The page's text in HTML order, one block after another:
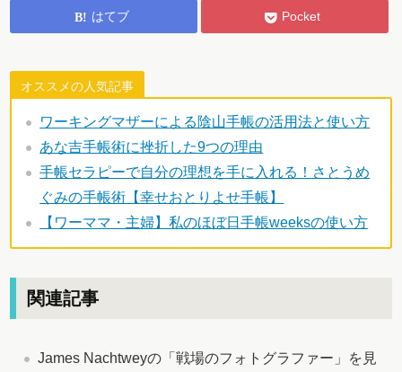
はてブ Pocket
オススメの人気記事
ワーキングマザーによる陰山手帳の活用法と使い方
あな吉手帳術に挫折した9つの理由
手帳セラピーで自分の理想を手に入れる！さとうめ
ぐみの手帳術【幸せおとりよせ手帳】
【ワーママ・主婦】私のほぼ日手帳weeksの使い方
関連記事
James Nachtweyの「戦場のフォトグラファー」を見